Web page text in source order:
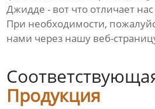
Джидде - вот что отличает
При необходимости,
нами через нашу веб-
Продукция